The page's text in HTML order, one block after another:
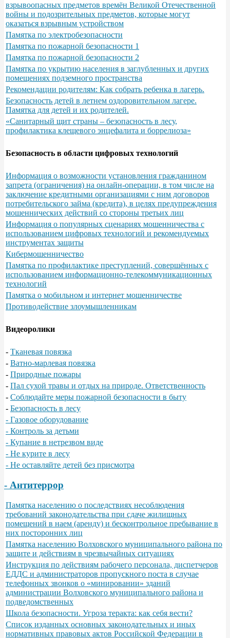
взрывоопасных предметов времён Великой Отечественной
войны и подозрительных предметов, которые могут
оказаться взрывным устройством
Памятка по электробезопасности
Памятка по пожарной безопасности 1
Памятка по пожарной безопасности 2
Памятка по укрытию населения в заглубленных и других
помещениях подземного пространства
Рекомендации родителям: Как собрать ребенка в лагерь.
Безопасность детей в летнем оздоровительном лагере.
Памятка для детей и их родителей.
«Санитарный щит страны – безопасность в лесу,
профилактика клещевого энцефалита и боррелиоза»
Безопасность в области цифровых технологий
Информация о возможности установления гражданином
запрета (ограничения) на онлайн-операции, в том числе на
заключение кредитными организациями с ним договоров
потребительского займа (кредита), в целях предупреждения
мошеннических действий со стороны третьих лиц
Информация о популярных сценариях мошенничества с
использованием цифровых технологий и рекомендуемых
инструментах защиты
Кибермошенничество
Памятка по профилактике преступлений, совершённых с
использованием информационно-телекоммуникационных
технологий
Памятка о мобильном и интернет мошенничестве
Противодействие злоумышленникам
Видеоролики
- Тканевая повязка
- Ватно-марлевая повязка
- Природные пожары
- Пал сухой травы и отдых на природе. Ответственность
- Соблюдайте меры пожарной безопасности в быту
- Безопасность в лесу
- Газовое оборудование
- Контроль за детьми
- Купание в нетрезвом виде
- Не курите в лесу
- Не оставляйте детей без присмотра
- Антитеррор
Памятка населению о последствиях несоблюдения
требований законодательства при сдаче жилищных
помещений в наем (аренду) и бесконтрольное пребывание в
них посторонних лиц
Памятка населению Волховского муниципального района по
защите и действиям в чрезвычайных ситуациях
Инструкция по действиям рабочего персонала, диспетчеров
ЕДДС и администраторов пропускного поста в случае
телефонных звонков о «минировании» зданий
администрации Волховского муниципального района и
подведомственных
Школа безопасности. Угроза теракта: как себя вести?
Список изданных основных законодательных и иных
нормативных правовых актов Российской Федерации в